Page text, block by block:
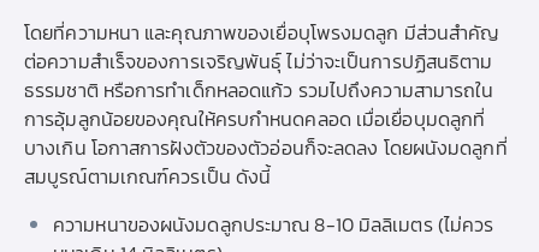
โดยที่ความหนา และคุณภาพของเยื่อบุโพรงมดลูก มีส่วนสำคัญ
ต่อความสำเร็จของการเจริญพันธุ์ ไม่ว่าจะเป็นการปฏิสนธิตาม
ธรรมชาติ หรือการทำเด็กหลอดแก้ว รวมไปถึงความสามารถใน
การอุ้มลูกน้อยของคุณให้ครบกำหนดคลอด เมื่อเยื่อบุมดลูกที่
บางเกิน โอกาสการฝังตัวของตัวอ่อนก็จะลดลง โดยผนังมดลูกที่
สมบูรณ์ตามเกณฑ์ควรเป็น ดังนี้
ความหนาของผนังมดลูกประมาณ 8-10 มิลลิเมตร (ไม่ควร